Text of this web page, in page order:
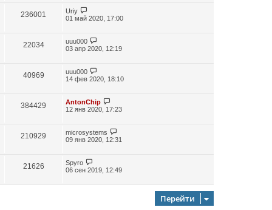
236001
Uriy
01 май 2020, 17:00
22034
uuu000
03 апр 2020, 12:19
40969
uuu000
14 фев 2020, 18:10
384429
AntonChip
12 янв 2020, 17:23
210929
microsystems
09 янв 2020, 12:31
21626
Spyro
06 сен 2019, 12:49
Перейти